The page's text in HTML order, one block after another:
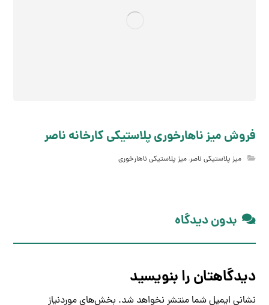
فروش میز ناهارخوری پلاستیکی کارخانه ناصر
میز پلاستیکی ناصر,میز پلاستیکی ناهارخوری
بدون دیدگاه
دیدگاهتان را بنویسید
نشانی ایمیل شما منتشر نخواهد شد. بخش‌های موردنیاز